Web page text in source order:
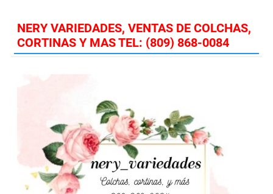
NERY VARIEDADES, VENTAS DE COLCHAS,
CORTINAS Y MAS TEL: (809) 868-0084